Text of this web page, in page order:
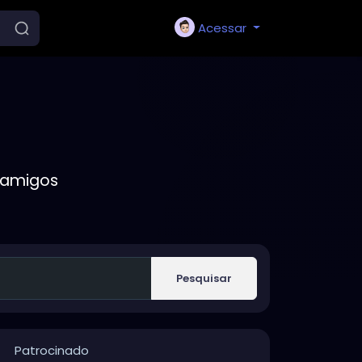
Acessar
Pesquisar
Patrocinado